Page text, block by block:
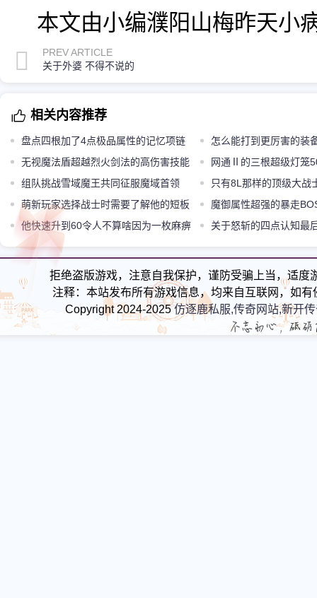
本文由小编濮阳山梅昨天小
PREV ARTICLE
关于外婆 不得不说的
相关内容推荐
盘点四根加了4点极品属性的记忆项链
最后一根太尴尬
怎么能打到更厉害的装
无视魔法盾超越烈火剑法的高伤害技能
逐日剑法
网通Ⅱ的三根超级灯笼
逆天
组队挑战雪域魔王共同征服魔域首领
只有8L那样的顶级大战
装备麻痹护腕
萌新玩家选择战士时需要了解他的短板
魔御属性超强的暴走
他快速升到60令人不算啥因为一枚麻痹
戒指而出名
关于怒斩的四点认知最
略
拒绝盗版游戏，注意自我保护，谨防受骗上当，适
注释：本站发布所有游戏信息，均来自互联网，如
Copyright 2024-2025仿逐鹿私服,传奇网站,新开